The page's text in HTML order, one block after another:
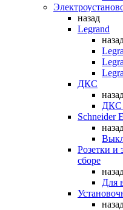
назад
Legrand
ДКС
ДКС
Schneider
Розетки и
сборе
Для